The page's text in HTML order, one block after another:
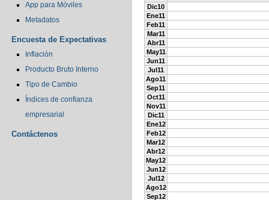
App para Móviles
Metadatos
Encuesta de Expectativas
Inflación
Producto Bruto Interno
Tipo de Cambio
Índices de confianza
empresarial
Contáctenos
Dic10
Ene11
Feb11
Mar11
Abr11
May11
Jun11
Jul11
Ago11
Sep11
Oct11
Nov11
Dic11
Ene12
Feb12
Mar12
Abr12
May12
Jun12
Jul12
Ago12
Sep12